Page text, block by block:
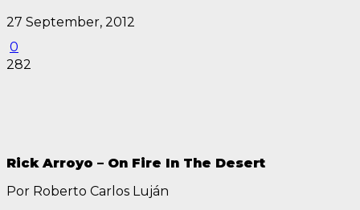
27 September, 2012
0
282
Rick Arroyo – On Fire In The Desert
Por Roberto Carlos Luján